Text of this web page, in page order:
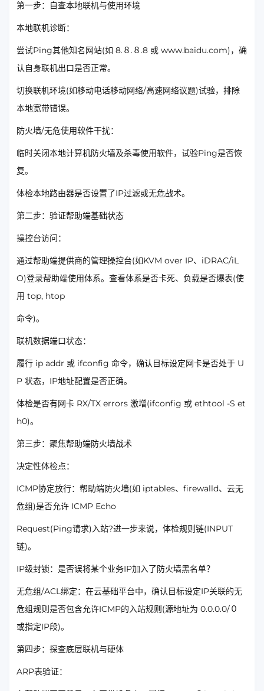
第一步：自查本地联机与使用环境
本地联机诊断：
尝试Ping其他知名网站(如 8.８.８.8 或 www.baidu.com)，确
认自身联机出口是否正常。
切换联机环境(如移动电话移动网络/高速网络议题)试验，排除
本地宽带错误。
防火墙/无危使用软件干扰：
临时关闭本地计算机防火墙及杀毒使用软件，试验Ping是否恢
复。
体检本地路由器是否设置了IP过滤或无危战术。
第二步：验证帮助端基础状态
操控台访问：
通过帮助端提供商的管理操控台(如KVM over IP、iDRAC/iL
O)登录帮助端使用体系。查看体系是否卡死、负载是否爆表(使
用 top, htop
命令)。
联机数据端口状态：
履行 ip addr 或 ifconfig 命令，确认目标设定网卡是否处于 U
P 状态，IP地址配置是否正确。
体检是否有网卡 RX/TX errors 激增(ifconfig 或 ethtool -S et
h0)。
第三步：聚焦帮助端防火墙战术
决定性体检点：
ICMP协定放行：帮助端防火墙(如 iptables、firewalld、云无
危组)是否允许 ICMP Echo
Request(Ping请求)入站?进一步来说，体检规则链(INPUT
链)。
IP级封锁：是否误将某个业务IP加入了防火墙黑名单？
无危组/ACL绑定：在云基础平台中，确认目标设定IP关联的无
危组规则是否包含允许ICMP的入站规则(源地址为 0.0.0.0/０
或指定IP段)。
第四步：探查底层联机与硬体
ARP表验证：